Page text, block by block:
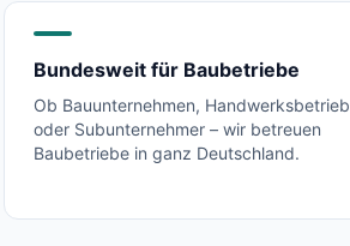
Bundesweit für Baubetriebe
Ob Bauunternehmen, Handwerksbetrieb
oder Subunternehmer – wir betreuen
Baubetriebe in ganz Deutschland.